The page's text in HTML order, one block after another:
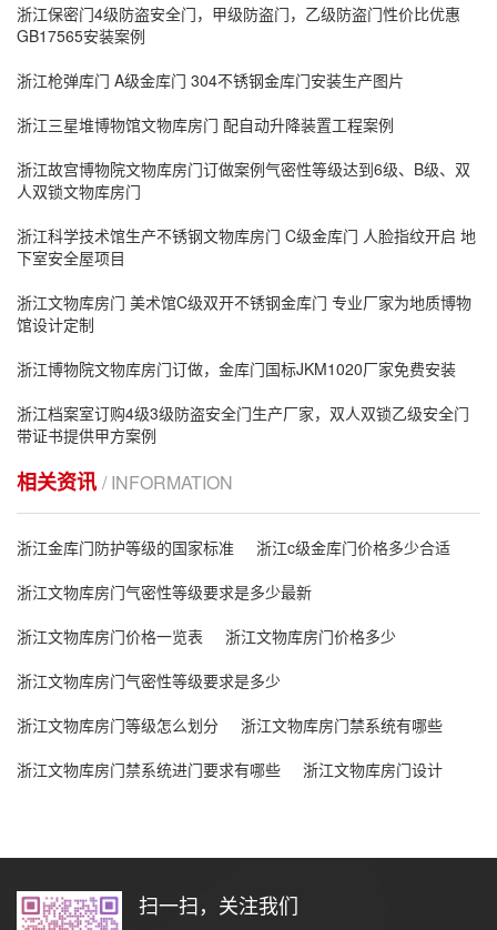
浙江保密门4级防盗安全门，甲级防盗门，乙级防盗门性价比优惠
GB17565安装案例
浙江枪弹库门 A级金库门 304不锈钢金库门安装生产图片
浙江‌三星堆博物馆文物库房门 配自动升降装置工程案例
浙江故宫博物院文物库房门订做案例气密性等级达到6级、B级、双
人双锁文物库房门
浙江科学技术馆生产不锈钢文物库房门 C级金库门 人脸指纹开启 地
下室安全屋项目
浙江文物库房门 美术馆C级双开不锈钢金库门 专业厂家为地质博物
馆设计定制
浙江博物院文物库房门订做，金库门国标JKM1020厂家免费安装
浙江档案室订购4级3级防盗安全门生产厂家，双人双锁乙级安全门
带证书提供甲方案例
相关资讯 / INFORMATION
浙江金库门防护等级的国家标准
浙江c级金库门价格多少合适
浙江文物库房门气密性等级要求是多少最新
浙江文物库房门价格一览表
浙江文物库房门价格多少
浙江文物库房门气密性等级要求是多少
浙江文物库房门等级怎么划分
浙江文物库房门禁系统有哪些
浙江文物库房门禁系统进门要求有哪些
浙江文物库房门设计
扫一扫，关注我们